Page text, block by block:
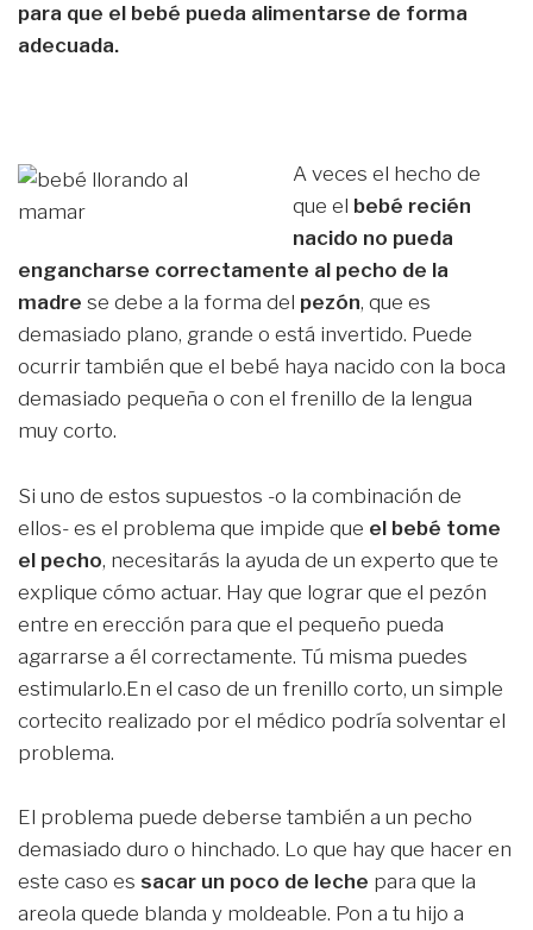
para que el bebé pueda alimentarse de forma
adecuada.
A veces el hecho de
que el bebé recién
nacido no pueda
engancharse correctamente al pecho de la
madre se debe a la forma del pezón, que es
demasiado plano, grande o está invertido. Puede
ocurrir también que el bebé haya nacido con la boca
demasiado pequeña o con el frenillo de la lengua
muy corto.
Si uno de estos supuestos -o la combinación de
ellos- es el problema que impide que el bebé tome
el pecho, necesitarás la ayuda de un experto que te
explique cómo actuar. Hay que lograr que el pezón
entre en erección para que el pequeño pueda
agarrarse a él correctamente. Tú misma puedes
estimularlo.En el caso de un frenillo corto, un simple
cortecito realizado por el médico podría solventar el
problema.
El problema puede deberse también a un pecho
demasiado duro o hinchado. Lo que hay que hacer en
este caso es sacar un poco de leche para que la
areola quede blanda y moldeable. Pon a tu hijo a